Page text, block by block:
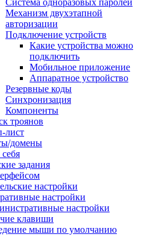
Система одноразовых паролей
Механизм двухэтапной
авторизации
Подключение устройств
Какие устройства можно
подключить
Мобильное приложение
Аппаратное устройство
Резервные коды
Синхронизация
Компоненты
троянов
лист
домены
задания
настройки
настройки
настройки
клавиши
мыши по умолчанию